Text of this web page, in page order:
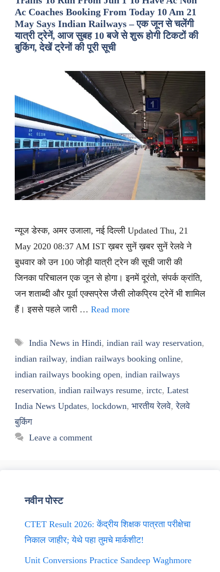
Ac Coaches Booking From Today 10 Am 21
May Says Indian Railways – एक जून से चलेंगी
यात्री ट्रेनें, आज सुबह 10 बजे से शुरू होगी टिकटों की
बुकिंग, देखें ट्रेनों की पूरी सूची
न्यूज डेस्क, अमर उजाला, नई दिल्ली Updated Thu, 21
May 2020 08:37 AM IST ख़बर सुनें ख़बर सुनें रेलवे ने
बुधवार को उन 100 जोड़ी यात्री ट्रेन की सूची जारी की
जिनका परिचालन एक जून से होगा। इनमें दूरंतो, संपर्क क्रांति,
जन शताब्दी और पूर्वा एक्सप्रेस जैसी लोकप्रिय ट्रेनें भी शामिल
हैं। इससे पहले जारी … Read more
Tags
India News in Hindi, indian rail way reservation,
indian railway, indian railways booking online,
indian railways booking open, indian railways
reservation, indian railways resume, irctc, Latest
India News Updates, lockdown, भारतीय रेलवे,रेलवे
बुकिंग
Leave a comment
नवीन पोस्ट
CTET Result 2026: केंद्रीय शिक्षक पात्रता परीक्षेचा
निकाल जाहीर; येथे पहा तुमचे मार्कशीट!
Unit Conversions Practice Sandeep Waghmore